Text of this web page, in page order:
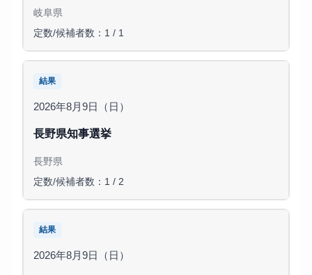
岐阜県
定数/候補者数：1 / 1
結果
2026年8月9日（日）
長野県知事選挙
長野県
定数/候補者数：1 / 2
結果
2026年8月9日（日）